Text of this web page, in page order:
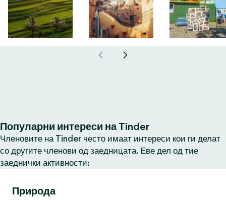
Популарни интереси на Tinder
Членовите на Tinder често имаат интереси кои ги делат
со другите членови од заедницата. Еве дел од тие
заеднички активности:
Природа